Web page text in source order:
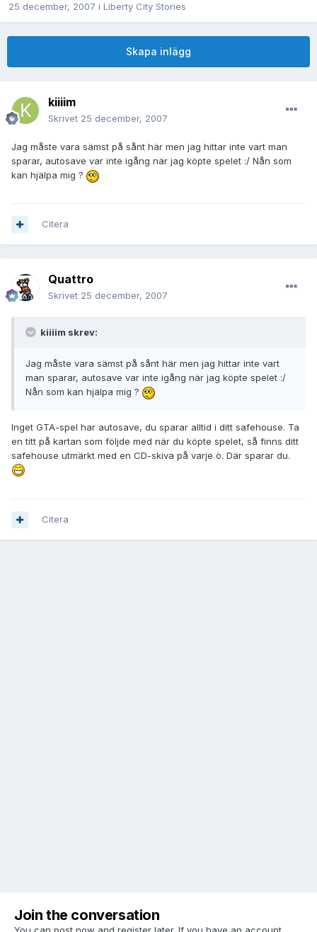
25 december, 2007 i Liberty City Stories
Skapa inlägg
kiiiim
Skrivet 25 december, 2007
Jag måste vara sämst på sånt här men jag hittar inte vart man
sparar, autosave var inte igång när jag köpte spelet :/ Nån som
kan hjälpa mig ?
Citera
Quattro
Skrivet 25 december, 2007
kiiiim skrev:
Jag måste vara sämst på sånt här men jag hittar inte vart
man sparar, autosave var inte igång när jag köpte spelet :/
Nån som kan hjälpa mig ?
Inget GTA-spel har autosave, du sparar alltid i ditt safehouse. Ta
en titt på kartan som följde med när du köpte spelet, så finns ditt
safehouse utmärkt med en CD-skiva på varje ö. Där sparar du.
Citera
Join the conversation